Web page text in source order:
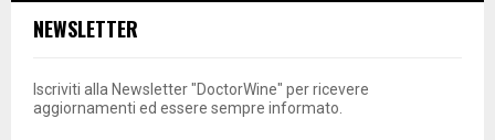
NEWSLETTER
Iscriviti alla Newsletter "DoctorWine" per ricevere
aggiornamenti ed essere sempre informato.